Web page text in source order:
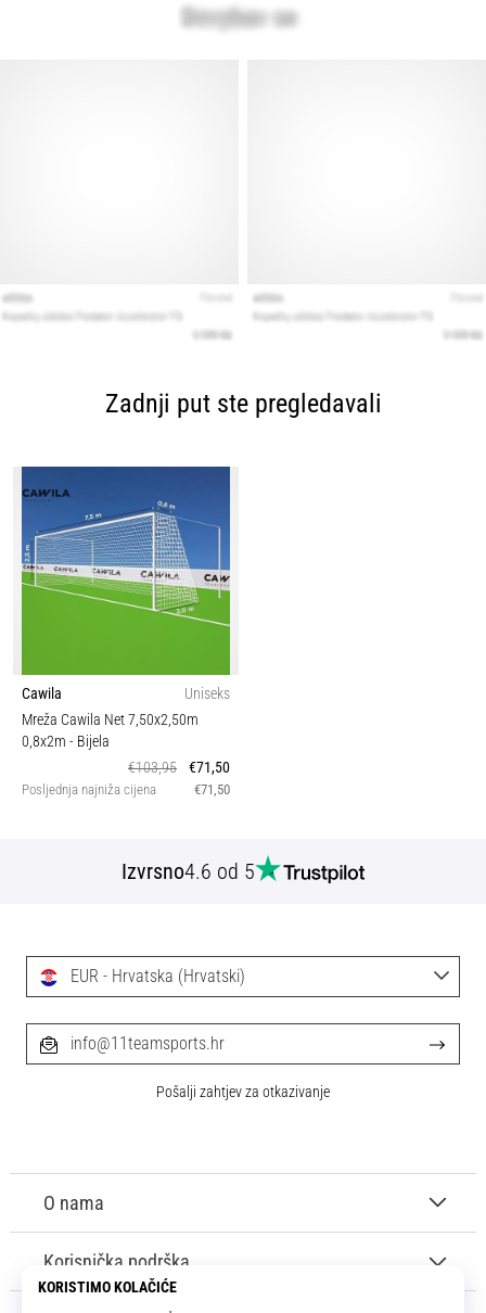
Zadnji put ste pregledavali
Cawila
Uniseks
Mreža Cawila Net 7,50x2,50m
0,8x2m - Bijela
€103,95
€71,50
Posljednja najniža cijena €71,50
Izvrsno4.6 od 5
O nama
Korisnička podrška
EUR - Hrvatska (Hrvatski)
info@11teamsports.hr
Pošalji zahtjev za otkazivanje